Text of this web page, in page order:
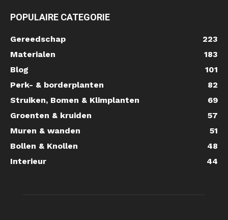
POPULAIRE CATEGORIE
Gereedschap
223
Materialen
183
Blog
101
Perk- & borderplanten
82
Struiken, Bomen & Klimplanten
69
Groenten & kruiden
57
Muren & wanden
51
Bollen & Knollen
48
Interieur
44